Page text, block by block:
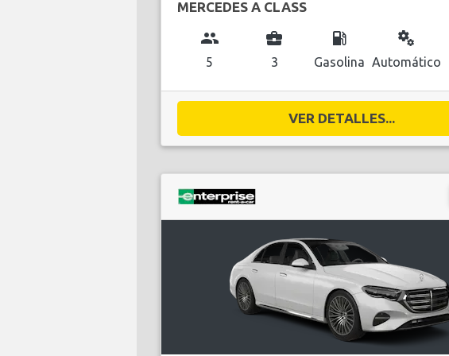
MERCEDES A CLASS
group
5
business_center
3
local_gas_station
Gasolina
miscellaneous_services
Automático
VER DETALLES...